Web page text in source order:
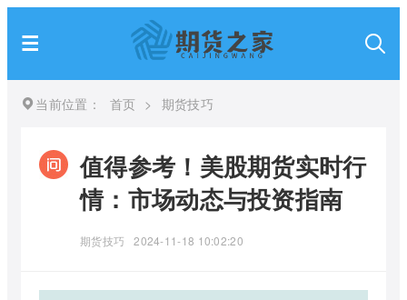
当前位置： 首页 > 期货技巧
值得参考！美股期货实时行
情：市场动态与投资指南
期货技巧 2024-11-18 10:02:20